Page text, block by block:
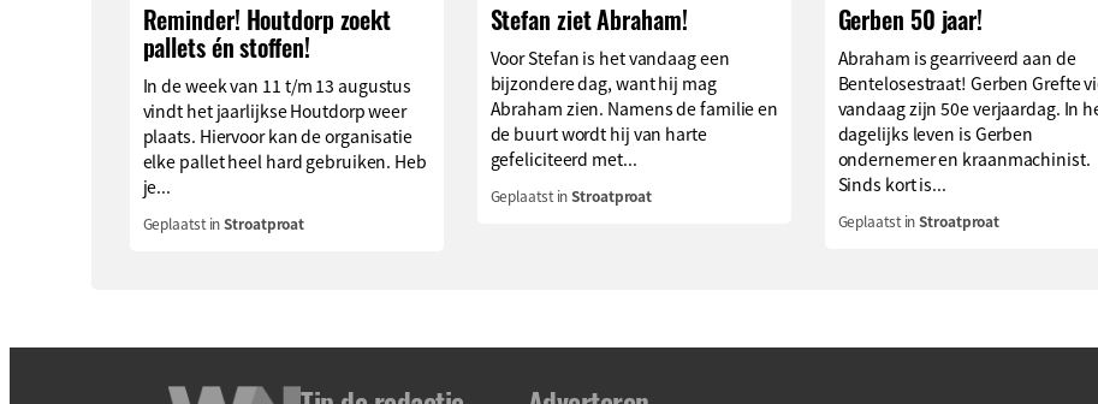
Reminder! Houtdorp zoekt
pallets én stoffen!
In de week van 11 t/m 13 augustus
vindt het jaarlijkse Houtdorp weer
plaats. Hiervoor kan de organisatie
elke pallet heel hard gebruiken. Heb
je...
Geplaatst inStroatproat
Stefan ziet Abraham!
Voor Stefan is het vandaag een
bijzondere dag, want hij mag
Abraham zien. Namens de familie en
de buurt wordt hij van harte
gefeliciteerd met...
Geplaatst inStroatproat
Gerben 50 jaar!
Abraham is gearriveerd aan de
Bentelosestraat! Gerben Grefte
vandaag zijn 50e verjaardag. In
dagelijks leven is Gerben
ondernemer en kraanmachinist.
Sinds kort is...
Geplaatst inStroatproat